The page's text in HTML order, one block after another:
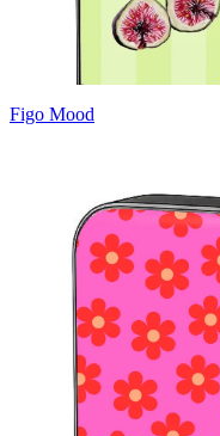
Figo Mood